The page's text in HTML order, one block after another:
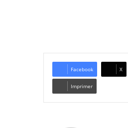
Facebook X
Imprimer